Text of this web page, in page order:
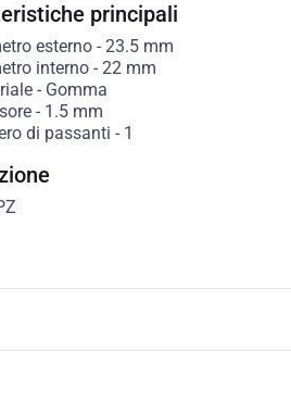
principali
esterno- 23.5 mm
interno- 22 mm
- Gomma
- 1.5 mm
di passanti - 1